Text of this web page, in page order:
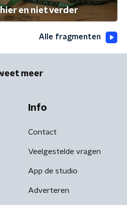
en niet verder
Alle fragmenten
meer
Info
Contact
Veelgestelde vragen
App de studio
Adverteren